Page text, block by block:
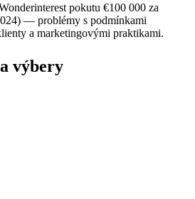
pokutu €100 000 za
— problémy s podmínkami
a marketingovými praktikami.
výbery